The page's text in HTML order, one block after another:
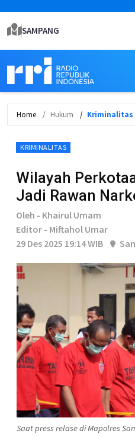
SAMPANG
Home Hukum Kriminalitas
KRIMINALITAS
Wilayah
Jadi Rawan
Oleh - Khairul Umam
Editor - Miftahol Umar
29 Des 2025 19:14 WIB
Saat press relase di Mapolres